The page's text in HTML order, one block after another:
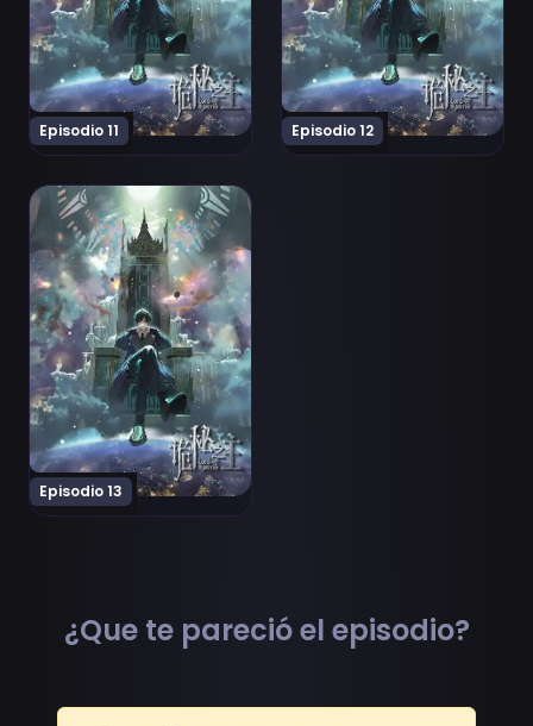
Episodio 11 Episodio 12
Episodio 13
Ver Guimi Zhi Zhu: Xiaochou Pian Episodio 13
¿Que te pareció el episodio?